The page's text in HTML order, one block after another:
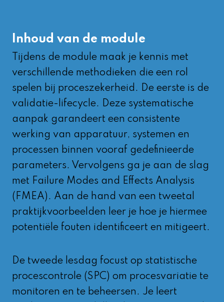
Inhoud van de module
Tijdens de module maak je kennis met
verschillende methodieken die een rol
spelen bij proceszekerheid. De eerste is de
validatie-lifecycle. Deze systematische
aanpak garandeert een consistente
werking van apparatuur, systemen en
processen binnen vooraf gedefinieerde
parameters. Vervolgens ga je aan de slag
met Failure Modes and Effects Analysis
(FMEA). Aan de hand van een tweetal
praktijkvoorbeelden leer je hoe je hiermee
potentiële fouten identificeert en mitigeert.
De tweede lesdag focust op statistische
procescontrole (SPC) om procesvariatie te
monitoren en te beheersen. Je leert